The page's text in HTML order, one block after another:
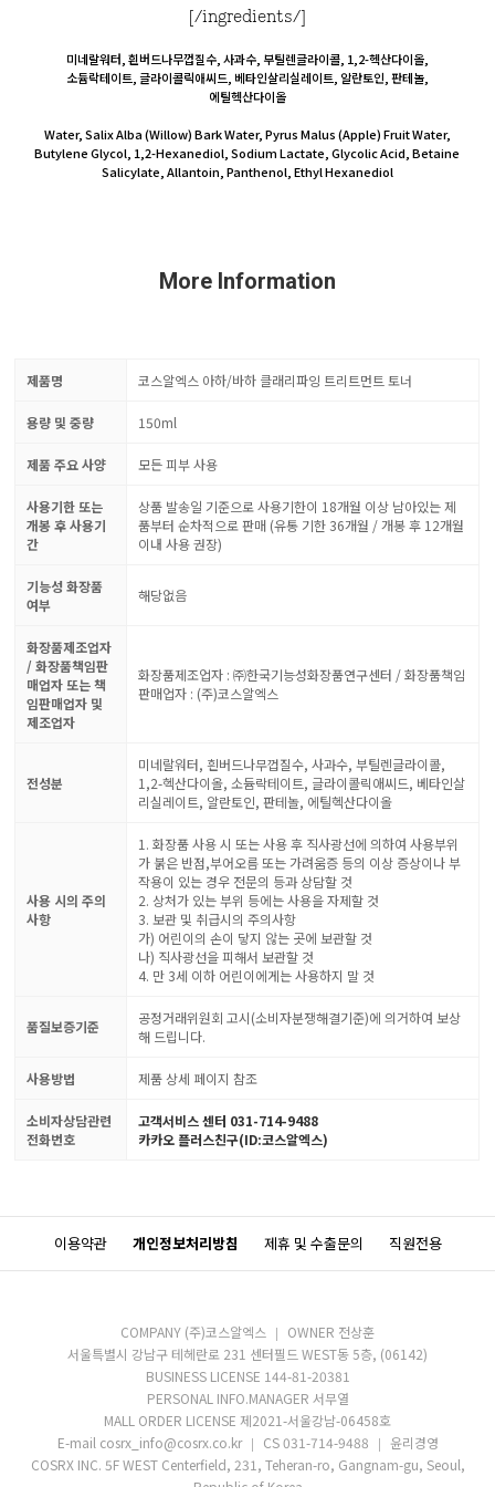
[/ingredients/]
미네랄워터, 흰버드나무껍질수, 사과수, 부틸렌글라이콜, 1,2-헥산다이올,
소듐락테이트, 글라이콜릭애씨드, 베타인살리실레이트, 알란토인, 판테놀,
에틸헥산다이올
Water, Salix Alba (Willow) Bark Water, Pyrus Malus (Apple) Fruit Water,
Butylene Glycol, 1,2-Hexanediol, Sodium Lactate, Glycolic Acid, Betaine
Salicylate, Allantoin, Panthenol, Ethyl Hexanediol
More Information
제품명 코스알엑스 아하/바하 클래리파잉 트리트먼트 토너
용량 및 중량 150ml
제품 주요 사양 모든 피부 사용
사용기한 또는
개봉 후 사용기
간
상품 발송일 기준으로 사용기한이 18개월 이상 남아있는 제
품부터 순차적으로 판매 (유통 기한 36개월 / 개봉 후 12개월
이내 사용 권장)
기능성 화장품
여부
해당없음
화장품제조업자
/ 화장품책임판
매업자 또는 책
임판매업자 및
제조업자
화장품제조업자 : ㈜한국기능성화장품연구센터 / 화장품책임
판매업자 : (주)코스알엑스
전성분
미네랄워터, 흰버드나무껍질수, 사과수, 부틸렌글라이콜,
1,2-헥산다이올, 소듐락테이트, 글라이콜릭애씨드, 베타인살
리실레이트, 알란토인, 판테놀, 에틸헥산다이올
사용 시의 주의
사항
1. 화장품 사용 시 또는 사용 후 직사광선에 의하여 사용부위
가 붉은 반점,부어오름 또는 가려움증 등의 이상 증상이나 부
작용이 있는 경우 전문의 등과 상담할 것
2. 상처가 있는 부위 등에는 사용을 자제할 것
3. 보관 및 취급시의 주의사항
가) 어린이의 손이 닿지 않는 곳에 보관할 것
나) 직사광선을 피해서 보관할 것
4. 만 3세 이하 어린이에게는 사용하지 말 것
품질보증기준
공정거래위원회 고시(소비자분쟁해결기준)에 의거하여 보상
해 드립니다.
사용방법 제품 상세 페이지 참조
소비자상담관련
전화번호
고객서비스 센터 031-714-9488
카카오 플러스친구(ID:코스알엑스)
이용약관 개인정보처리방침 제휴 및 수출문의 직원전용
COMPANY (주)코스알엑스
OWNER 전상훈
서울특별시 강남구 테헤란로 231 센터필드 WEST동 5층, (06142)
BUSINESS LICENSE 144-81-20381
PERSONAL INFO.MANAGER 서무열
MALL ORDER LICENSE 제2021-서울강남-06458호
E-mail cosrx_info@cosrx.co.kr
CS 031-714-9488
윤리경영
COSRX INC. 5F WEST Centerfield, 231, Teheran-ro, Gangnam-gu, Seoul,